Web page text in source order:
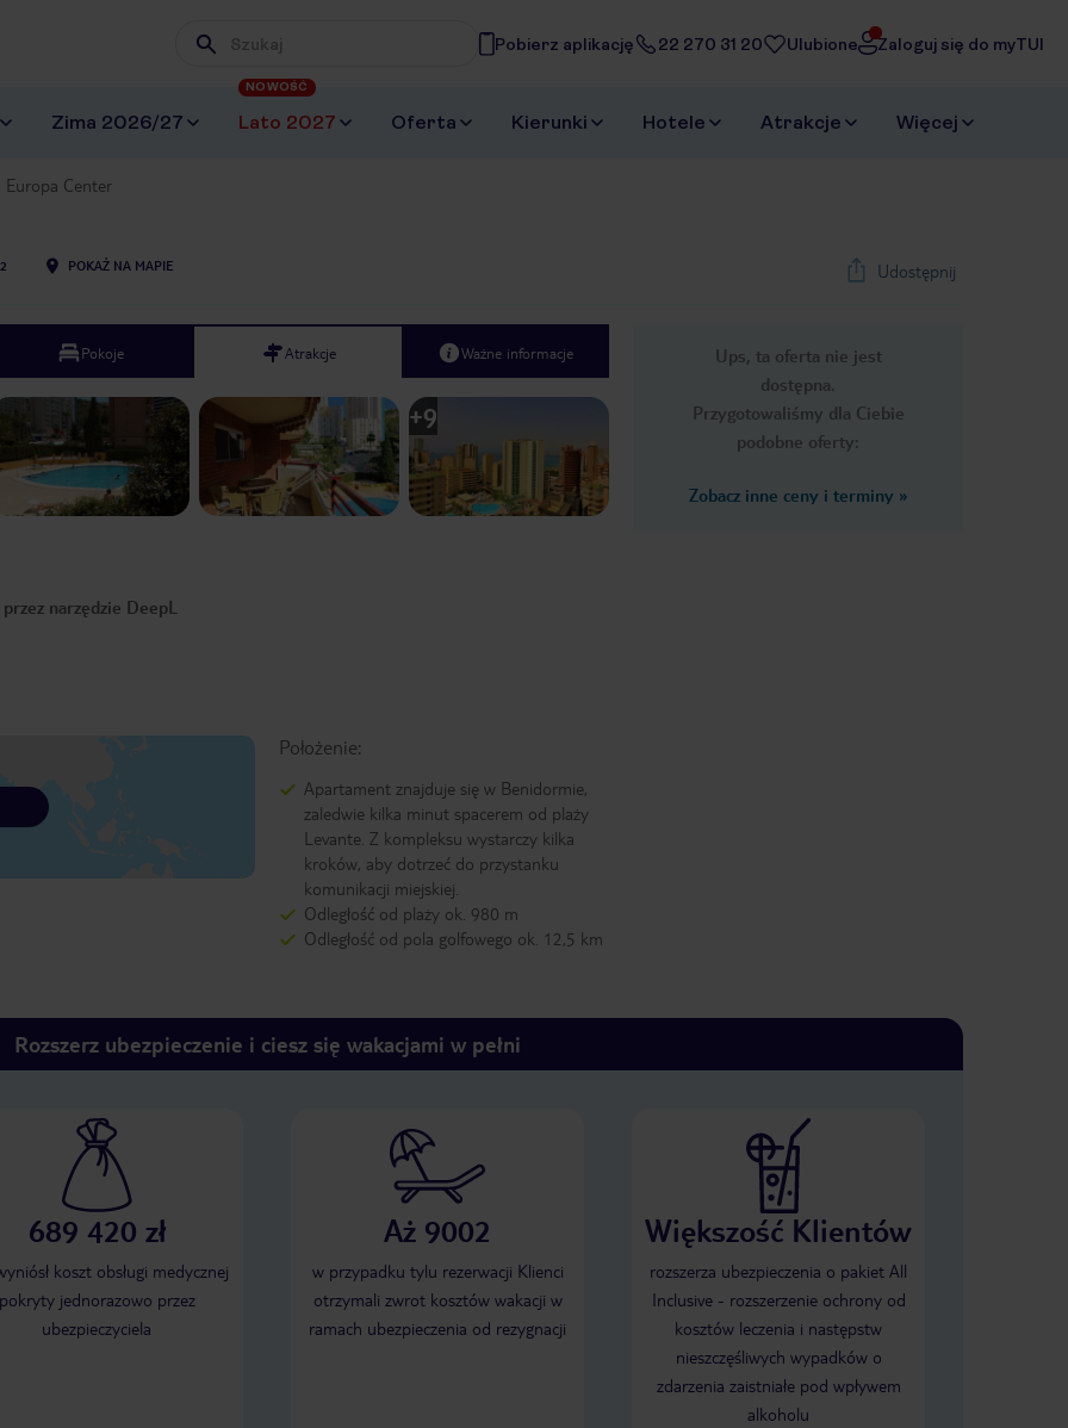
Wpisz frazę, której szukasz
Pobierz aplikację 22 270 31 20 Ulubione Zaloguj się do myTUI
Zima 2026/27 Lato 2027
NOWOŚĆ
Oferta Kierunki Hotele Atrakcje Więcej
Europa Center
POKAŻ NA MAPIE Udostępnij
Ups, ta oferta nie jest
dostępna.
Przygotowaliśmy dla Ciebie
podobne oferty:
Zobacz inne ceny i terminy »
Pokoje Atrakcje Ważne informacje
Next slide
1/15
+9
narzędzie DeepL
Położenie:
Apartament znajduje się w Benidormie,
zaledwie kilka minut spacerem od plaży
Levante. Z kompleksu wystarczy kilka
kroków, aby dotrzeć do przystanku
komunikacji miejskiej.
Odległość od plaży ok. 980 m
Odległość od pola golfowego ok. 12,5 km
Rozszerz ubezpieczenie i ciesz się wakacjami w pełni
689 420 zł
koszt obsługi medycznej
pokryty jednorazowo przez
ubezpieczyciela
Aż 9002
w przypadku tylu rezerwacji Klienci
otrzymali zwrot kosztów wakacji w
ramach ubezpieczenia od rezygnacji
Większość Klientów
rozszerza ubezpieczenia o pakiet All
Inclusive - rozszerzenie ochrony od
kosztów leczenia i następstw
nieszczęśliwych wypadków o
zdarzenia zaistniałe pod wpływem
alkoholu